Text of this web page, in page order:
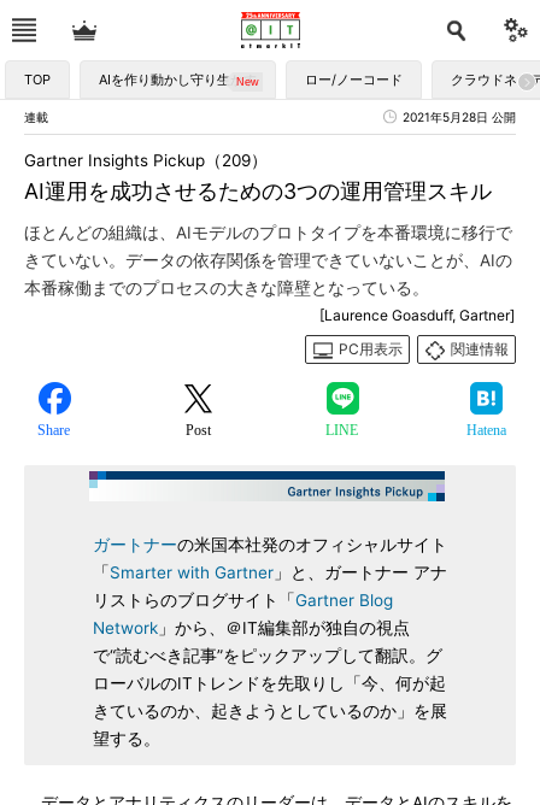
TOP AIを作り動かし守り生かす ロー/ノーコード クラウドネイ
連載 2021年5月28日 公開
AI運用を成功させるための3つの運用管理スキル
Gartner Insights Pickup（209）
ほとんどの組織は、AIモデルのプロトタイプを本番環境に移行で
きていない。データの依存関係を管理できていないことが、AIの
本番稼働までのプロセスの大きな障壁となっている。
[Laurence Goasduff, Gartner]
PC用表示
関連情報
Share Post LINE Hatena
ガートナーの米国本社発のオフィシャルサイト
「Smarter with Gartner」と、ガートナー アナ
リストらのブログサイト「Gartner Blog
Network」から、＠IT編集部が独自の視点
で“読むべき記事”をピックアップして翻訳。グ
ローバルのITトレンドを先取りし「今、何が起
きているのか、起きようとしているのか」を展
望する。